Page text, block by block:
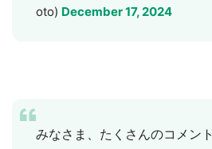
oto) December 17, 2024
みなさま、たくさんのコメント